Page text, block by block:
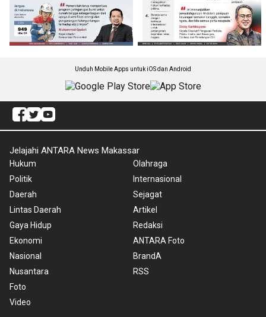
Unduh Mobile Apps untuk iOS dan Android
Jelajahi ANTARA News Makassar
Hukum
Politik
Daerah
Lintas Daerah
Gaya Hidup
Ekonomi
Nasional
Nusantara
Foto
Video
Olahraga
Internasional
Sejagat
Artikel
Redaksi
ANTARA Foto
BrandA
RSS